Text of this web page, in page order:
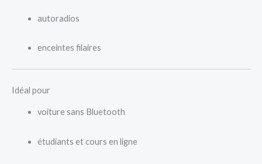
autoradios
enceintes filaires
Idéal pour
voiture sans Bluetooth
étudiants et cours en ligne